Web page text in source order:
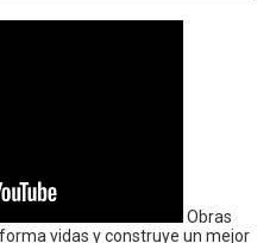
Obras
vidas y construye un mejor